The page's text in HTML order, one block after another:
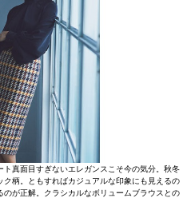
真面目すぎないエレガンスこそ今の気分。秋冬
柄。ともすればカジュアルな印象にも見えるの
が正解。クラシカルなボリュームブラウスとの